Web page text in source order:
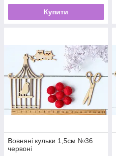
Купити
Вовняні кульки 1,5см №36
червоні